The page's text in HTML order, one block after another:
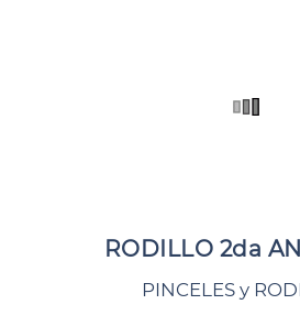
RODILLO 2da
PINCELES y